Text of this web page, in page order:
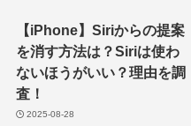
【iPhone】Siriからの提案
を消す方法は？Siriは使わ
ないほうがいい？理由を調
査！
2025-08-28